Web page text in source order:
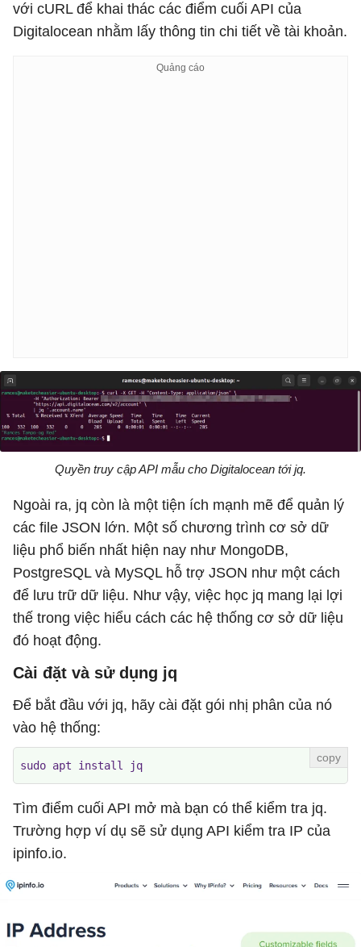
với cURL để khai thác các điểm cuối API của
Digitalocean nhằm lấy thông tin chi tiết về tài khoản.
Quyền truy cập API mẫu cho Digitalocean tới jq.
Ngoài ra, jq còn là một tiện ích mạnh mẽ để quản lý
các file JSON lớn. Một số chương trình cơ sở dữ
liệu phổ biến nhất hiện nay như MongoDB,
PostgreSQL và MySQL hỗ trợ JSON như một cách
để lưu trữ dữ liệu. Như vậy, việc học jq mang lại lợi
thế trong việc hiểu cách các hệ thống cơ sở dữ liệu
đó hoạt động.
Cài đặt và sử dụng jq
Để bắt đầu với jq, hãy cài đặt gói nhị phân của nó
vào hệ thống:
sudo apt install jq
Tìm điểm cuối API mở mà bạn có thể kiểm tra jq.
Trường hợp ví dụ sẽ sử dụng API kiểm tra IP của
ipinfo.io.